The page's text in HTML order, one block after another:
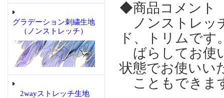
グラデーション刺繍生地
（ノンストレッチ）
2wayストレッチ生地
◆商品コメント
ノンストレッ
ド、トリムです
ばらしてお使
状態でお使いい
こともでき